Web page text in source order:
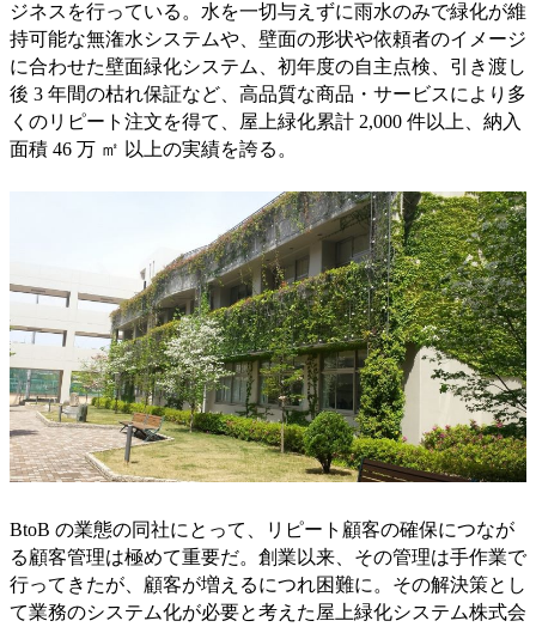
ジネスを行っている。水を一切与えずに雨水のみで緑化が維
持可能な無潅水システムや、壁面の形状や依頼者のイメージ
に合わせた壁面緑化システム、初年度の自主点検、引き渡し
後 3 年間の枯れ保証など、高品質な商品・サービスにより多
くのリピート注文を得て、屋上緑化累計 2,000 件以上、納入
面積 46 万 ㎡ 以上の実績を誇る。
BtoB の業態の同社にとって、リピート顧客の確保につなが
る顧客管理は極めて重要だ。創業以来、その管理は手作業で
行ってきたが、顧客が増えるにつれ困難に。その解決策とし
て業務のシステム化が必要と考えた屋上緑化システム株式会